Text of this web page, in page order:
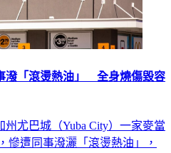
潑「滾燙熱油」 全身燒傷毀容
尤巴城（Yuba City）一家麥當
慘遭同事潑灑「滾燙熱油」，